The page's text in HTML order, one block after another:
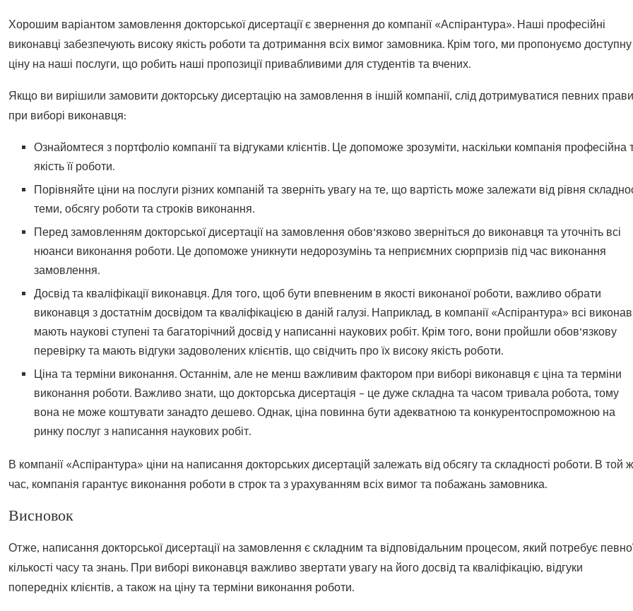
Хорошим варіантом замовлення докторської дисертації є звернення до компанії «Аспірантура». Наші професійні
виконавці забезпечують високу якість роботи та дотримання всіх вимог замовника. Крім того, ми пропонуємо доступну
ціну на наші послуги, що робить наші пропозиції привабливими для студентів та вчених.
Якщо ви вирішили замовити докторську дисертацію на замовлення в іншій компанії, слід дотримуватися певних
при виборі виконавця:
Ознайомтеся з портфоліо компанії та відгуками клієнтів. Це допоможе зрозуміти, наскільки компанія професійна
якість її роботи.
Порівняйте ціни на послуги різних компаній та зверніть увагу на те, що вартість може залежати від рівня
теми, обсягу роботи та строків виконання.
Перед замовленням докторської дисертації на замовлення обов’язково зверніться до виконавця та уточніть всі
нюанси виконання роботи. Це допоможе уникнути недорозумінь та неприємних сюрпризів під час виконання
замовлення.
Досвід та кваліфікації виконавця. Для того, щоб бути впевненим в якості виконаної роботи, важливо обрати
виконавця з достатнім досвідом та кваліфікацією в даній галузі. Наприклад, в компанії «Аспірантура» всі
мають наукові ступені та багаторічний досвід у написанні наукових робіт. Крім того, вони пройшли обов’язкову
перевірку та мають відгуки задоволених клієнтів, що свідчить про їх високу якість роботи.
Ціна та терміни виконання. Останнім, але не менш важливим фактором при виборі виконавця є ціна та терміни
виконання роботи. Важливо знати, що докторська дисертація – це дуже складна та часом тривала робота, тому
вона не може коштувати занадто дешево. Однак, ціна повинна бути адекватною та конкурентоспроможною на
ринку послуг з написання наукових робіт.
В компанії «Аспірантура» ціни на написання докторських дисертацій залежать від обсягу та складності роботи. В той
час, компанія гарантує виконання роботи в строк та з урахуванням всіх вимог та побажань замовника.
Висновок
Отже, написання докторської дисертації на замовлення є складним та відповідальним процесом, який потребує
кількості часу та знань. При виборі виконавця важливо звертати увагу на його досвід та кваліфікацію, відгуки
попередніх клієнтів, а також на ціну та терміни виконання роботи.